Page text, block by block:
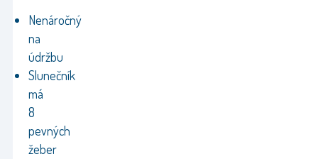
Nenáročný
na
údržbu
Slunečník
má
8
pevných
žeber